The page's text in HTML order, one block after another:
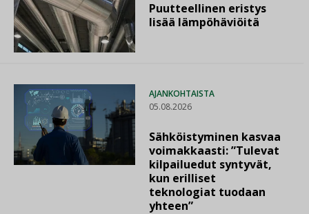
Puutteellinen eristys
lisää lämpöhäviöitä
AJANKOHTAISTA
05.08.2026
Sähköistyminen kasvaa
voimakkaasti: ”Tulevat
kilpailuedut syntyvät,
kun erilliset
teknologiat tuodaan
yhteen”